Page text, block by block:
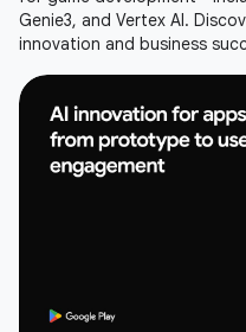
Genie3, and Vertex AI.
innovation and business